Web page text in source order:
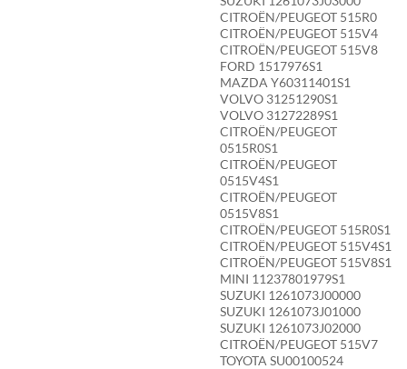
CITROËN/PEUGEOT 515R0
CITROËN/PEUGEOT 515V4
CITROËN/PEUGEOT 515V8
FORD 1517976S1
MAZDA Y60311401S1
VOLVO 31251290S1
VOLVO 31272289S1
CITROËN/PEUGEOT
0515R0S1
CITROËN/PEUGEOT
0515V4S1
CITROËN/PEUGEOT
0515V8S1
CITROËN/PEUGEOT 515R0S1
CITROËN/PEUGEOT 515V4S1
CITROËN/PEUGEOT 515V8S1
MINI 11237801979S1
SUZUKI 1261073J00000
SUZUKI 1261073J01000
SUZUKI 1261073J02000
CITROËN/PEUGEOT 515V7
TOYOTA SU00100524